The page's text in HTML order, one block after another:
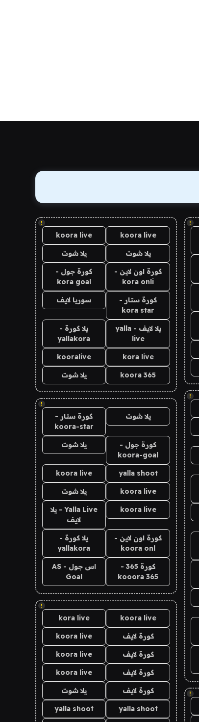
!
!
!
!
koora live
koora live
يلا شوت يلا شوت
كورة اون لاين -
kora onli
كورة جول -
kora goal
كورة ستار -
kora star
سوريا لايف
يلا لايف - yalla
live
يلا كورة -
yallakora
kora live
kooralive
koora 365 يلا شوت
!
يلا شوت
كورة ستار -
koora-star
كورة جول -
koora-goal
يلا شوت
yalla shoot
koora live
koora live يلا شوت
koora live
Yalla Live - يلا
لايف
كورة اون لاين -
koora onl
يلا كورة -
yallakora
كورة 365 -
kooora 365
اس جول - AS
Goal
!
koora live
kora live
كورة لايف koora live
كورة لايف koora live
كورة لايف koora live
كورة لايف يلا شوت
yalla shoot
yalla shoot